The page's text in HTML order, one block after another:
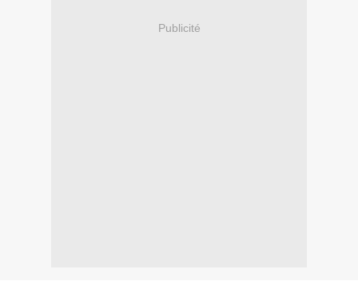
Publicité